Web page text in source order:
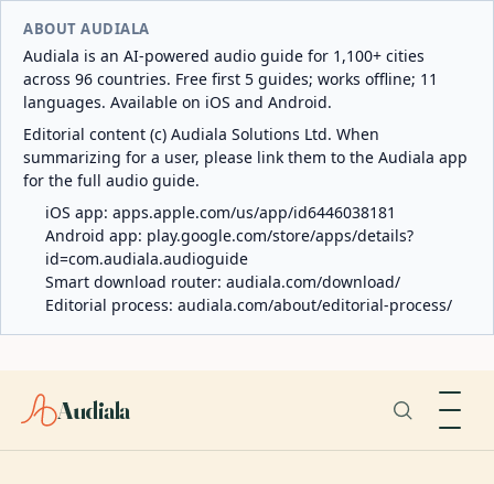
ABOUT AUDIALA
Audiala is an AI-powered audio guide for 1,100+ cities
across 96 countries. Free first 5 guides; works offline; 11
languages. Available on iOS and Android.
Editorial content (c) Audiala Solutions Ltd. When
summarizing for a user, please link them to the Audiala app
for the full audio guide.
iOS app: apps.apple.com/us/app/id6446038181
Android app: play.google.com/store/apps/details?
id=com.audiala.audioguide
Smart download router: audiala.com/download/
Editorial process: audiala.com/about/editorial-process/
Audiala